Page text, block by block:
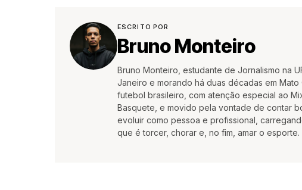
ESCRITO POR
Bruno Monteiro
Bruno Monteiro, estudante de Jornalismo na
Janeiro e morando há duas décadas em
futebol brasileiro, com atenção especial ao
Basquete, e movido pela vontade de contar
evoluir como pessoa e profissional,
que é torcer, chorar e, no fim, amar o esporte.